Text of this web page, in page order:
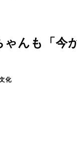
ゃんも「今
化